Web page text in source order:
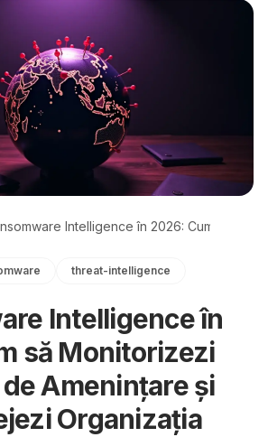
Intelligence în 2026: Cum să
threat-intelligence
Intelligence în
să Monitorizezi
Amenințare și
Organizația